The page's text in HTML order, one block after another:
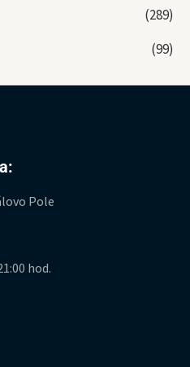
(289)
(99)
Pole
hod.